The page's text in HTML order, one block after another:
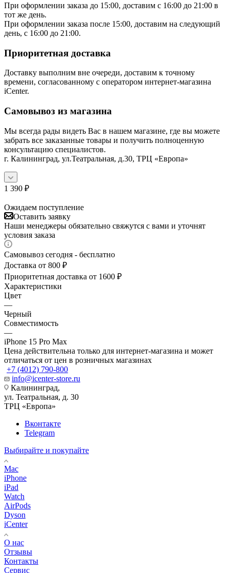
При оформлении заказа до 15:00, доставим с 16:00 до 21:00 в
тот же день.
При оформлении заказа после 15:00, доставим на следующий
день, с 16:00 до 21:00.
Приоритетная доставка
Доставку выполним вне очереди, доставим к точному
времени, согласованному с оператором интернет-магазина
iCenter.
Самовывоз из магазина
Мы всегда рады видеть Вас в нашем магазине, где вы можете
забрать все заказанные товары и получить полноценную
консультацию специалистов.
г. Калининград, ул.Театральная, д.30, ТРЦ «Европа»
1 390 ₽
Ожидаем поступление
Оставить заявку
Наши менеджеры обязательно свяжутся с вами и уточнят
условия заказа
Самовывоз сегодня - бесплатно
Доставка от 800 ₽
Приоритетная доставка от 1600 ₽
Характеристики
Цвет
—
Черный
Совместимость
—
iPhone 15 Pro Max
Цена действительна только для интернет-магазина и может
отличаться от цен в розничных магазинах
+7 (4012) 790-800
info@icenter-store.ru
Калининград,
ул. Театральная, д. 30
ТРЦ «Европа»
Вконтакте
Telegram
Выбирайте и покупайте
Mac
iPhone
iPad
Watch
AirPods
Dyson
iCenter
О нас
Отзывы
Контакты
Сервис